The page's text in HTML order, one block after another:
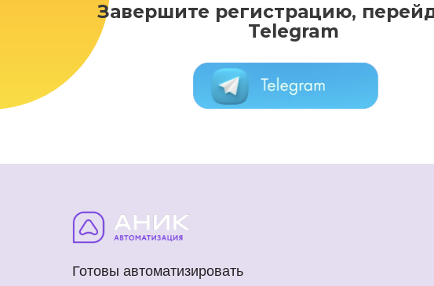
Завершите регистрацию,
Telegram
Готовы автоматизировать